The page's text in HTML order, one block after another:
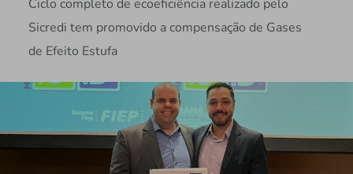
Ciclo completo de ecoeficiência realizado pelo
Sicredi tem promovido a compensação de Gases
de Efeito Estufa